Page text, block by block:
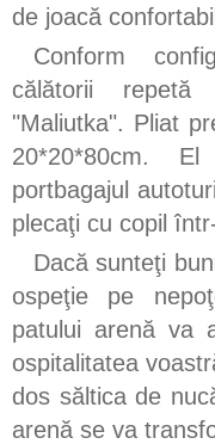
de joacă
Conform
călătorii
"Maliutka". Pliat
20*20*80cm.
portbagajul
plecaţi cu copil
Dacă sunteţi
ospeţie pe
patului arenă va
ospitalitatea
dos săltica de
arenă se va